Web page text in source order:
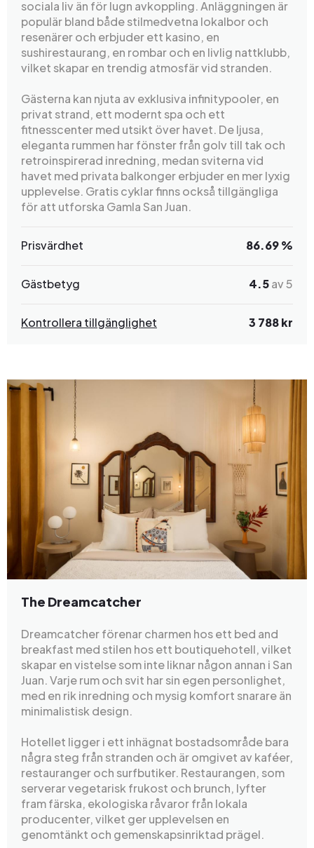
sociala liv än för lugn avkoppling. Anläggningen är
populär bland både stilmedvetna lokalbor och
resenärer och erbjuder ett kasino, en
sushirestaurang, en rombar och en livlig nattklubb,
vilket skapar en trendig atmosfär vid stranden.
Gästerna kan njuta av exklusiva infinitypooler, en
privat strand, ett modernt spa och ett
fitnesscenter med utsikt över havet. De ljusa,
eleganta rummen har fönster från golv till tak och
retroinspirerad inredning, medan sviterna vid
havet med privata balkonger erbjuder en mer lyxig
upplevelse. Gratis cyklar finns också tillgängliga
för att utforska Gamla San Juan.
Prisvärdhet 86.69 %
Gästbetyg 4.5av 5
Kontrollera tillgänglighet 3 788 kr
The Dreamcatcher
Dreamcatcher förenar charmen hos ett bed and
breakfast med stilen hos ett boutiquehotell, vilket
skapar en vistelse som inte liknar någon annan i San
Juan. Varje rum och svit har sin egen personlighet,
med en rik inredning och mysig komfort snarare än
minimalistisk design.
Hotellet ligger i ett inhägnat bostadsområde bara
några steg från stranden och är omgivet av kaféer,
restauranger och surfbutiker. Restaurangen, som
serverar vegetarisk frukost och brunch, lyfter
fram färska, ekologiska råvaror från lokala
producenter, vilket ger upplevelsen en
genomtänkt och gemenskapsinriktad prägel.